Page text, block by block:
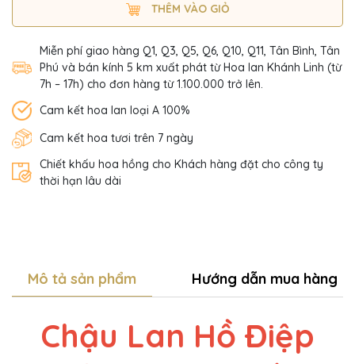
THÊM VÀO GIỎ
Miễn phí giao hàng Q1, Q3, Q5, Q6, Q10, Q11, Tân Bình, Tân
Phú và bán kính 5 km xuất phát từ Hoa lan Khánh Linh (từ
7h – 17h) cho đơn hàng từ 1.100.000 trở lên.
Cam kết hoa lan loại A 100%
Cam kết hoa tươi trên 7 ngày
Chiết khấu hoa hồng cho Khách hàng đặt cho công ty
thời hạn lâu dài
Mô tả sản phẩm Hướng dẫn mua hàng
Chậu Lan Hồ Điệp